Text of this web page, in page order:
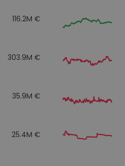
116.2M €
303.9M €
35.9M €
25.4M €